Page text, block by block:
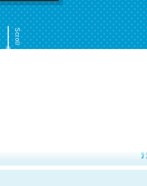
Scroll
なと凄く思う。英語少しでも読める人は原文
Go. Then Covid hit. Shit.
トバー